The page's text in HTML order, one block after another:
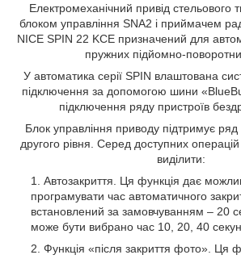
Електромеханічний привід стельового
блоком управління SNA2 і приймачем
NICE SPIN 22 KCE призначений для
пружних підйомно-
У автоматика серії SPIN влаштована
підключення за допомогою шини
підключення ряду пристроїв
Блок управління приводу підтримує
другого рівня. Серед доступних
виділити:
Автозакриття. Ця функція дає
програмувати час автоматичного
встановлений за замовчуванням – 20
може бути вибрано час 10, 20, 40
Функція «після закриття фото». Ця